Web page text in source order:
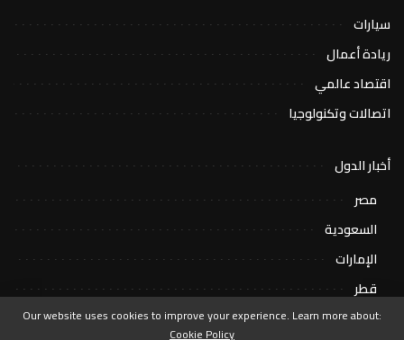
سيارات
ريادة أعمال
اقتصاد عالمي
اتصالات وتكنولوجيا
أخبار الدول
مصر
السعودية
الإمارات
قطر
Our website uses cookies to improve your experience. Learn more about:
Cookie Policy